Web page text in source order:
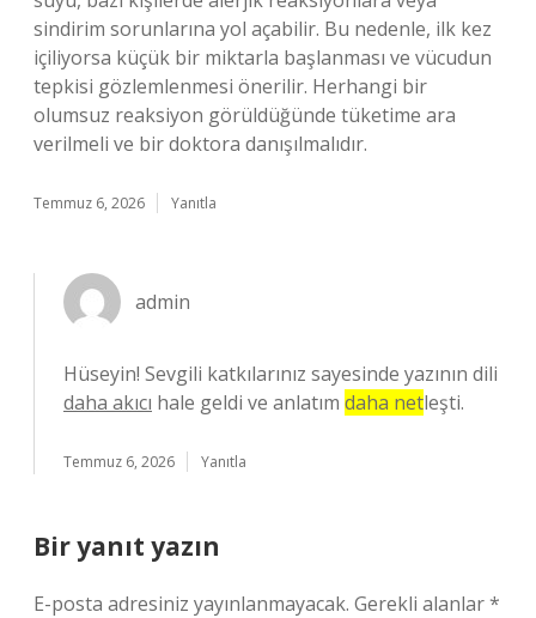
sindirim sorunlarına yol açabilir. Bu nedenle, ilk kez
içiliyorsa küçük bir miktarla başlanması ve vücudun
tepkisi gözlemlenmesi önerilir. Herhangi bir
olumsuz reaksiyon görüldüğünde tüketime ara
verilmeli ve bir doktora danışılmalıdır.
Temmuz 6, 2026 Yanıtla
admin
Hüseyin! Sevgili katkılarınız sayesinde yazının dili
daha akıcı hale geldi ve anlatım daha netleşti.
Temmuz 6, 2026 Yanıtla
Bir yanıt yazın
E-posta adresiniz yayınlanmayacak. Gerekli alanlar*